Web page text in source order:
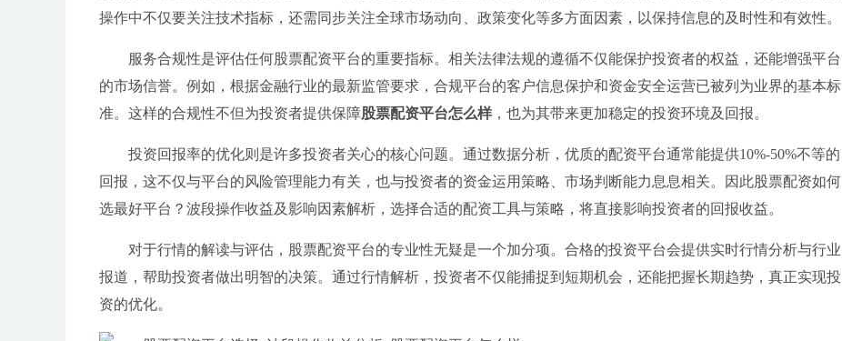
操作中不仅要关注技术指标，还需同步关注全球市场动向、政策变化等多方面因素，以保持信息的及时性和有效性。
服务合规性是评估任何股票配资平台的重要指标。相关法律法规的遵循不仅能保护投资者的权益，还能增强平台
的市场信誉。例如，根据金融行业的最新监管要求，合规平台的客户信息保护和资金安全运营已被列为业界的基本标
准。这样的合规性不但为投资者提供保障股票配资平台怎么样 ，也为其带来更加稳定的投资环境及回报。
投资回报率的优化则是许多投资者关心的核心问题。通过数据分析，优质的配资平台通常能提供10%-50%不等的
回报，这不仅与平台的风险管理能力有关，也与投资者的资金运用策略、市场判断能力息息相关。因此股票配资如何
选最好平台？波段操作收益及影响因素解析，选择合适的配资工具与策略，将直接影响投资者的回报收益。
对于行情的解读与评估，股票配资平台的专业性无疑是一个加分项。合格的投资平台会提供实时行情分析与行业
报道，帮助投资者做出明智的决策。通过行情解析，投资者不仅能捕捉到短期机会，还能把握长期趋势，真正实现投
资的优化。